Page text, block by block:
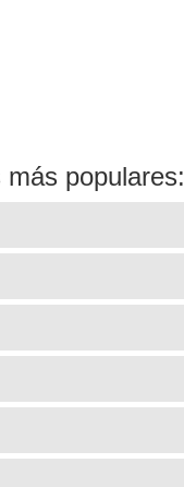
más populares: